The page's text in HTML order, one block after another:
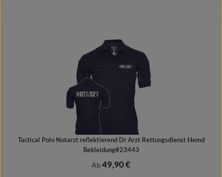
Tactical Polo Notarzt reflektierend Dr Arzt Rettungsdienst Hemd
Bekleidung#23443
Regulärer Preis:
Ab49,90 €